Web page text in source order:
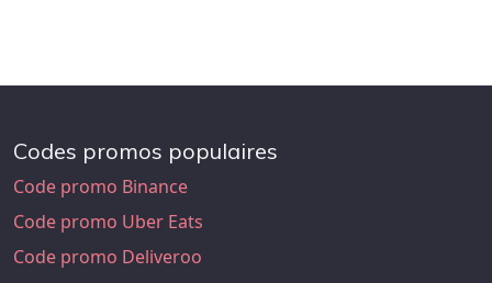
Codes promos populaires
Code promo Binance
Code promo Uber Eats
Code promo Deliveroo